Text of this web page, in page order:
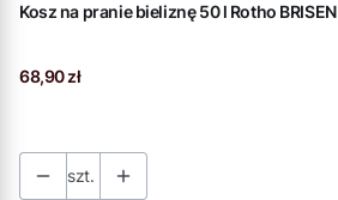
Kosz na pranie bieliznę 50 l Rotho BRISEN
Cena
68,90 zł
szt.